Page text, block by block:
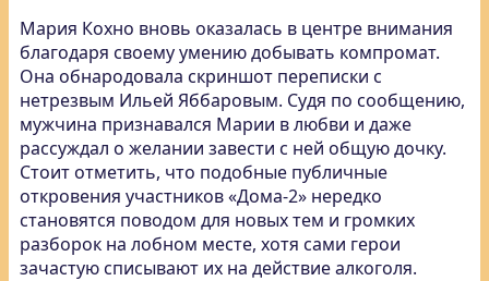
Мария Кохно вновь оказалась в центре внимания
благодаря своему умению добывать компромат.
Она обнародовала скриншот переписки с
нетрезвым Ильей Яббаровым. Судя по сообщению,
мужчина признавался Марии в любви и даже
рассуждал о желании завести с ней общую дочку.
Стоит отметить, что подобные публичные
откровения участников «Дома-2» нередко
становятся поводом для новых тем и громких
разборок на лобном месте, хотя сами герои
зачастую списывают их на действие алкоголя.